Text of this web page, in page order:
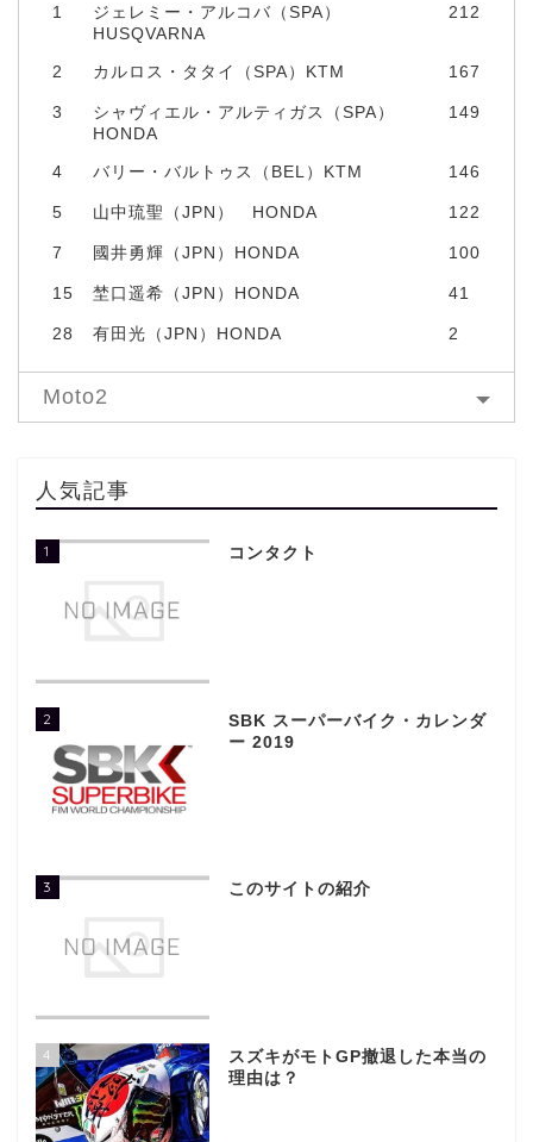
1
ジェレミー・アルコバ（SPA）
HUSQVARNA
212
2 カルロス・タタイ（SPA）KTM 167
3
シャヴィエル・アルティガス（SPA）
HONDA
149
4 バリー・バルトゥス（BEL）KTM 146
5 山中琉聖（JPN） HONDA 122
7 國井勇輝（JPN）HONDA 100
15 埜口遥希（JPN）HONDA 41
28 有田光（JPN）HONDA 2
Moto2
人気記事
1 コンタクト
2
SBK スーパーバイク・カレンダ
ー 2019
3 このサイトの紹介
4
スズキがモトGP撤退した本当の
理由は？